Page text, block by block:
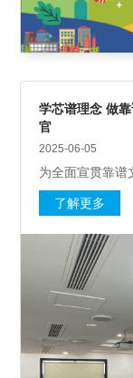
学芯谱理念 做
官
2025-06-05
为全面宣贯靠谱
化的理解，推动
于5月组织开展
文化宣讲月”专
覆盖全公司各
通过系统化、
心，有效激发
了解更多